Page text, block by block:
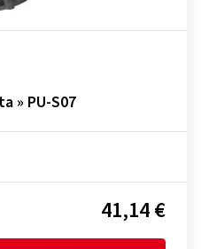
» PU-S07
41,14 €